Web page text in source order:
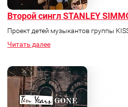
Второй сингл STANLEY
Проект детей музыкантов группы
Читать далее